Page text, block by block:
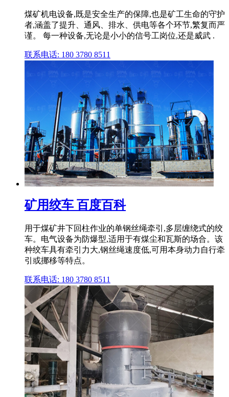
煤矿机电设备,既是安全生产的保障,也是矿工生命的守护
者,涵盖了提升、通风、排水、供电等各个环节,繁复而严
谨。 每一种设备,无论是小小的信号工岗位,还是威武 .
联系电话: 180 3780 8511
矿用绞车 百度百科
用于煤矿井下回柱作业的单钢丝绳牵引,多层缠绕式的绞
车。电气设备为防爆型,适用于有煤尘和瓦斯的场合。该
种绞车具有牵引力大,钢丝绳速度低,可用本身动力自行牵
引或挪移等特点。
联系电话: 180 3780 8511